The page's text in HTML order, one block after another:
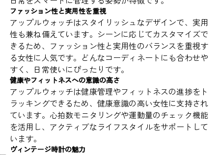
ファッション性と実用性を重視
アップルウォッチはスタイリッシュなデザインで、実用
性も兼ね備えています。シーンに応じてカスタマイズで
きるため、ファッション性と実用性のバランスを重視す
る女性に人気です。どんなコーディネートにも合わせや
すく、日常使いにぴったりです。
健康やフィットネスへの意識の高さ
アップルウォッチは健康管理やフィットネスの進捗をト
ラッキングできるため、健康意識の高い女性に支持され
ています。心拍数モニタリングや運動量のチェック機能
を活用し、アクティブなライフスタイルをサポートして
います。
ヴィンテージ時計の魅力